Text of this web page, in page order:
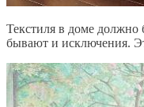
Текстиля в доме должно
бывают и исключения.